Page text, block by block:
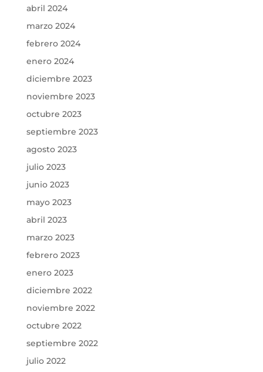
abril 2024
marzo 2024
febrero 2024
enero 2024
diciembre 2023
noviembre 2023
octubre 2023
septiembre 2023
agosto 2023
julio 2023
junio 2023
mayo 2023
abril 2023
marzo 2023
febrero 2023
enero 2023
diciembre 2022
noviembre 2022
octubre 2022
septiembre 2022
julio 2022